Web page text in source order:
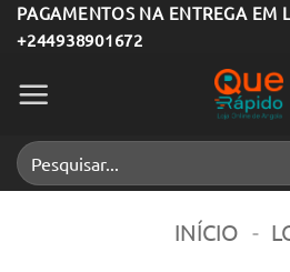
Skip
to
content
PAGAMENTOS NA ENTREGA EM
+244938901672
Pesquisar
por:
INÍCIO -